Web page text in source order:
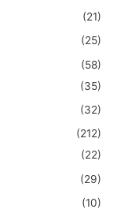
(21)
(25)
(58)
(35)
(32)
(212)
(22)
(29)
(10)